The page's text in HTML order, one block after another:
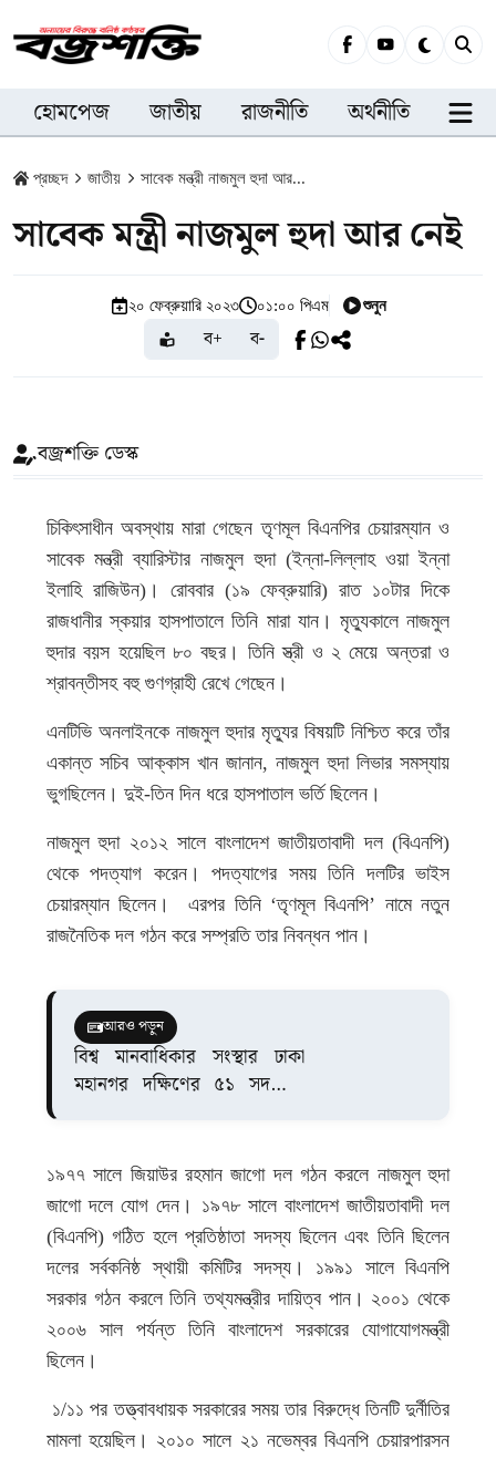
হোমপেজ জাতীয় রাজনীতি অর্থনীতি
প্রচ্ছদ জাতীয় সাবেক মন্ত্রী নাজমুল হুদা আর...
সাবেক মন্ত্রী নাজমুল হুদা আর নেই
২০ ফেব্রুয়ারি ২০২৩ ০১:০০ পিএম শুনুন
ব+ ব-
বজ্রশক্তি ডেস্ক
চিকিৎসাধীন অবস্থায় মারা গেছেন তৃণমূল বিএনপির চেয়ারম্যান ও
সাবেক মন্ত্রী ব্যারিস্টার নাজমুল হুদা (ইন্না-লিল্লাহ ওয়া ইন্না
ইলাহি রাজিউন)। রোববার (১৯ ফেব্রুয়ারি) রাত ১০টার দিকে
রাজধানীর স্কয়ার হাসপাতালে তিনি মারা যান। মৃত্যুকালে নাজমুল
হুদার বয়স হয়েছিল ৮০ বছর। তিনি স্ত্রী ও ২ মেয়ে অন্তরা ও
শ্রাবন্তীসহ বহু গুণগ্রাহী রেখে গেছেন।
এনটিভি অনলাইনকে নাজমুল হুদার মৃত্যুর বিষয়টি নিশ্চিত করে তাঁর
একান্ত সচিব আক্কাস খান জানান, নাজমুল হুদা লিভার সমস্যায়
ভুগছিলেন। দুই-তিন দিন ধরে হাসপাতাল ভর্তি ছিলেন।
নাজমুল হুদা ২০১২ সালে বাংলাদেশ জাতীয়তাবাদী দল (বিএনপি)
থেকে পদত্যাগ করেন। পদত্যাগের সময় তিনি দলটির ভাইস
চেয়ারম্যান ছিলেন। এরপর তিনি ‘তৃণমূল বিএনপি’ নামে নতুন
রাজনৈতিক দল গঠন করে সম্প্রতি তার নিবন্ধন পান।
আরও পড়ুন
বিশ্ব মানবাধিকার সংস্থার ঢাকা
মহানগর দক্ষিণের ৫১ সদস্যের
১৯৭৭ সালে জিয়াউর রহমান জাগো দল গঠন করলে নাজমুল হুদা
জাগো দলে যোগ দেন। ১৯৭৮ সালে বাংলাদেশ জাতীয়তাবাদী দল
(বিএনপি) গঠিত হলে প্রতিষ্ঠাতা সদস্য ছিলেন এবং তিনি ছিলেন
দলের সর্বকনিষ্ঠ স্থায়ী কমিটির সদস্য। ১৯৯১ সালে বিএনপি
সরকার গঠন করলে তিনি তথ্যমন্ত্রীর দায়িত্ব পান। ২০০১ থেকে
২০০৬ সাল পর্যন্ত তিনি বাংলাদেশ সরকারের যোগাযোগমন্ত্রী
ছিলেন।
১/১১ পর তত্ত্বাবধায়ক সরকারের সময় তার বিরুদ্ধে তিনটি দুর্নীতির
মামলা হয়েছিল। ২০১০ সালে ২১ নভেম্বর বিএনপি চেয়ারপারসন